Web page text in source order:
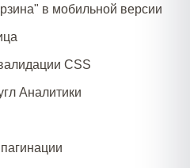
в мобильной версии
CSS
Аналитики